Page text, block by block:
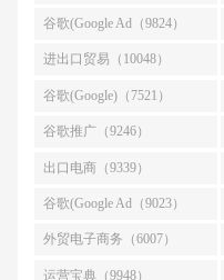
谷歌(Google Ad（9824）
进出口贸易（10048）
谷歌(Google)（7521）
谷歌推广（9246）
出口电商（9339）
谷歌(Google Ad（9023）
外贸电子商务（6007）
运营宝典（9948）